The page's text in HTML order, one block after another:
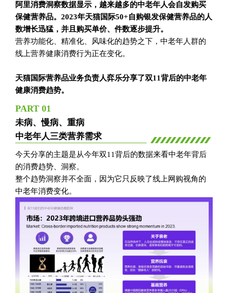
阿里消费洞察数据显示，越来越多的中老年人会自发购买
保健营养品。2023年天猫国际50+自购银发保健营养品的人
数增长迅猛，并且购买单价、件数逐步提升。
营养功能化、精准化、风味化的趋势之下，中老年人群的
线上营养健康消费行为正在变化。
天猫国际营养品业务负责人弈乐分享了双11背后的中老年
健康消费趋势。
PART 01
未病、慢病、重病
中老年人三类营养需求
今天分享的主题是从今年双11背后的数据来看中老年背后
的消费趋势、洞察。
整个趋势洞察并不全面，因为它只反映了线上网购视角的
中老年消费变化。